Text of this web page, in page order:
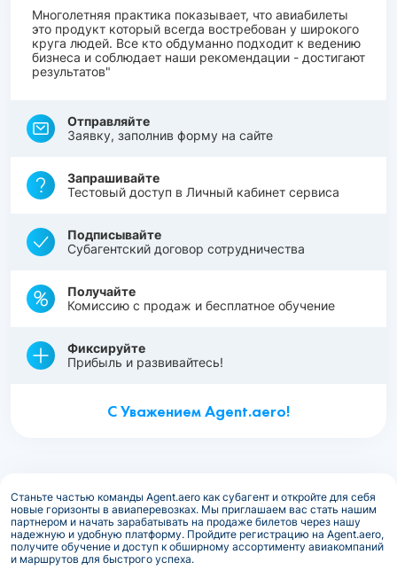
Многолетняя практика показывает, что авиабилеты
это продукт который всегда востребован у широкого
круга людей. Все кто обдуманно подходит к ведению
бизнеса и соблюдает наши рекомендации - достигают
результатов"
Отправляйте
Заявку, заполнив форму на сайте
Запрашивайте
Тестовый доступ в Личный кабинет сервиса
Подписывайте
Субагентский договор сотрудничества
Получайте
Комиссию с продаж и бесплатное обучение
Фиксируйте
Прибыль и развивайтесь!
С Уважением Agent.aero!
Станьте частью команды Agent.aero как субагент и откройте для себя
новые горизонты в авиаперевозках. Мы приглашаем вас стать нашим
партнером и начать зарабатывать на продаже билетов через нашу
надежную и удобную платформу. Пройдите регистрацию на Agent.aero,
получите обучение и доступ к обширному ассортименту авиакомпаний
и маршрутов для быстрого успеха.